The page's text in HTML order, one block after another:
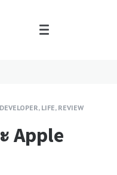
DEVELOPER, LIFE, REVIEW
Apple